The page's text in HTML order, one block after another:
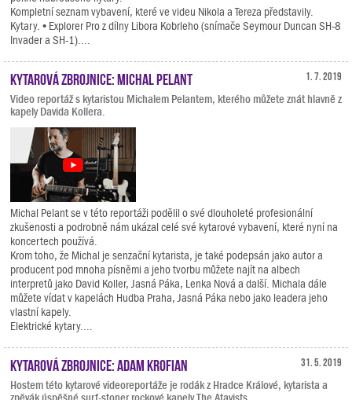
Kompletní seznam vybavení, které ve videu Nikola a Tereza představily.
Kytary. • Explorer Pro z dílny Libora Kobrleho (snímače Seymour Duncan SH-8
Invader a SH-1)....
1. 7. 2019
Kytarová zbrojnice: Michal Pelant
Video reportáž s kytaristou Michalem Pelantem, kterého můžete znát hlavně z
kapely Davida Kollera.
Michal Pelant se v této reportáži podělil o své dlouholeté profesionální
zkušenosti a podrobně nám ukázal celé své kytarové vybavení, které nyní na
koncertech používá.
Krom toho, že Michal je senzační kytarista, je také podepsán jako autor a
producent pod mnoha písněmi a jeho tvorbu můžete najít na albech
interpretů jako David Koller, Jasná Páka, Lenka Nová a další. Michala dále
můžete vídat v kapelách Hudba Praha, Jasná Páka nebo jako leadera jeho
vlastní kapely.
Elektrické kytary....
31. 5. 2019
Kytarová zbrojnice: Adam Krofian
Hostem této kytarové videoreportáže je rodák z Hradce Králové, kytarista a
zpěvák úspěšné surf-stoner rockové kapely The Atavists.